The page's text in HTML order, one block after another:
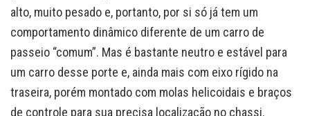
alto, muito pesado e, portanto, por si só já tem um
comportamento dinâmico diferente de um carro de
passeio “comum”. Mas é bastante neutro e estável para
um carro desse porte e, ainda mais com eixo rígido na
traseira, porém montado com molas helicoidais e braços
de controle para sua precisa localização no chassi.